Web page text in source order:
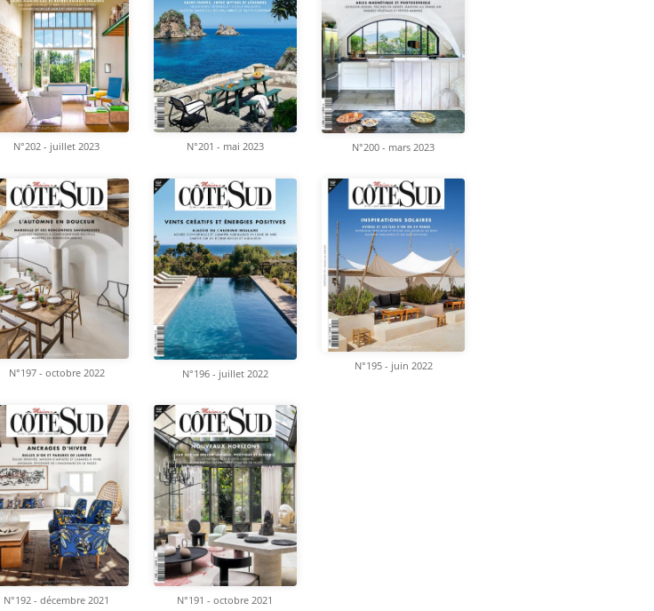
N°202 - juillet 2023 N°201 - mai 2023 N°200 - mars 2023
N°197 - octobre 2022 N°196 - juillet 2022
N°195 - juin 2022
N°192 - décembre 2021 N°191 - octobre 2021